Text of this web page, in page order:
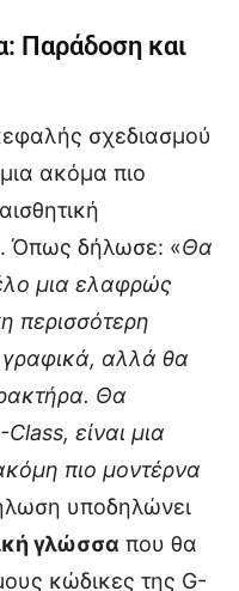
Παράδοση και
σχεδιασμού
ακόμα πιο
Όπως δήλωσε: «Θα
μια ελαφρώς
περισσότερη
γραφικά, αλλά θα
Θα
είναι μια
πιο μοντέρνα
υποδηλώνει
γλώσσα που θα
κώδικες της G-